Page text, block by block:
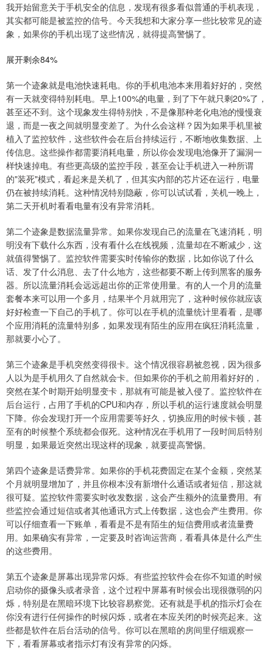
我开始留意关于手机安全的信息，发现有很多看似普通的手机表现，
其实都可能是被监控的信号。今天我想和大家分享一些比较常见的迹
象，如果你的手机出现了这些情况，就得提高警惕了。
展开剩余84%
第一个迹象就是电池快速耗电。你的手机电池本来用着好好的，突然
有一天就变得特别耗电。早上100%的电量，到了下午就只剩20%了，
甚至还不到。这个现象发生得特别快，不是像那种老化电池的慢慢衰
退，而是一夜之间就明显变差了。为什么会这样？因为如果手机里被
植入了监控软件，这些软件会在后台持续运行，不断地收集数据、上
传信息。这些操作都需要消耗电量，所以你会发现电池像开了漏洞一
样快速掉电。有些更高级的监控手段，甚至会让手机进入一种所谓
的"装死"模式，看起来是关机了，但其实内部的芯片还在运行，电量
仍在被持续消耗。这种情况特别隐蔽，你可以试试看，关机一晚上，
第二天开机时看看电量有没有异常消耗。
第二个迹象是数据流量异常。如果你发现自己的流量在飞速消耗，明
明没有下载什么东西，没有看什么在线视频，流量却在不断减少，这
就值得警惕了。监控软件需要实时传输你的数据，比如你说了什么
话、发了什么消息、去了什么地方，这些都要不断上传到黑客的服务
器。所以流量消耗会远远超出你的正常使用量。有的人一个月的流量
套餐本来可以用一个多月，结果半个月就用完了，这种时候你就应该
好好检查一下自己的手机了。你可以在手机的流量统计里看看，是哪
个应用消耗的流量特别多，如果发现有陌生的应用在疯狂消耗流量，
那就要小心了。
第三个迹象是手机突然变得很卡。这个情况很容易被忽视，因为很多
人以为是手机用久了自然就会卡。但如果你的手机之前用着好好的，
突然在某个时期开始明显变卡，那就有可能是被入侵了。监控软件在
后台运行，占用了手机的CPU和内存，所以手机的运行速度就会明显
下降。你会发现打开一个应用需要等好久，切换应用的时候卡顿，甚
至有的时候整个系统都会假死。这种情况在手机用了一段时间后特别
明显，如果最近突然出现这样的现象，就要提高警惕。
第四个迹象是话费异常。如果你的手机花费固定在某个金额，突然某
个月就明显增加了，并且你根本没有新增什么通话或者短信，那这就
很可疑。监控软件需要实时收发数据，这会产生额外的流量费用。有
些监控会通过短信或者其他通讯方式上传数据，这也会产生费用。你
可以仔细查看一下账单，看看是不是有陌生的短信费用或者流量费
用。如果确实有异常，一定要及时咨询运营商，看看具体是什么产生
的这些费用。
第五个迹象是屏幕出现异常闪烁。有些监控软件会在你不知道的时候
启动你的摄像头或者录音，这个过程中屏幕有时候会出现很微弱的闪
烁，特别是在黑暗环境下比较容易察觉。还有就是手机的指示灯会在
你没有进行任何操作的时候闪烁，或者在本应关闭的时候亮起来。这
些都是软件在后台活动的信号。你可以在黑暗的房间里仔细观察一
下，看看屏幕或者指示灯有没有异常的闪烁。